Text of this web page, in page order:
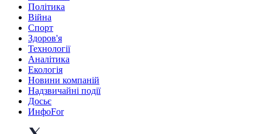
Політика
Війна
Спорт
Здоров'я
Технології
Аналітика
Екологія
Новини компаній
Надзвичайні події
Досьє
ИнфоFor